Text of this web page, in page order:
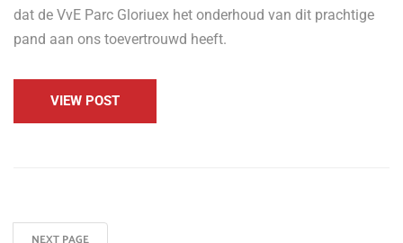
dat de VvE Parc Gloriuex het onderhoud van dit prachtige
pand aan ons toevertrouwd heeft.
VIEW POST
NEXT PAGE